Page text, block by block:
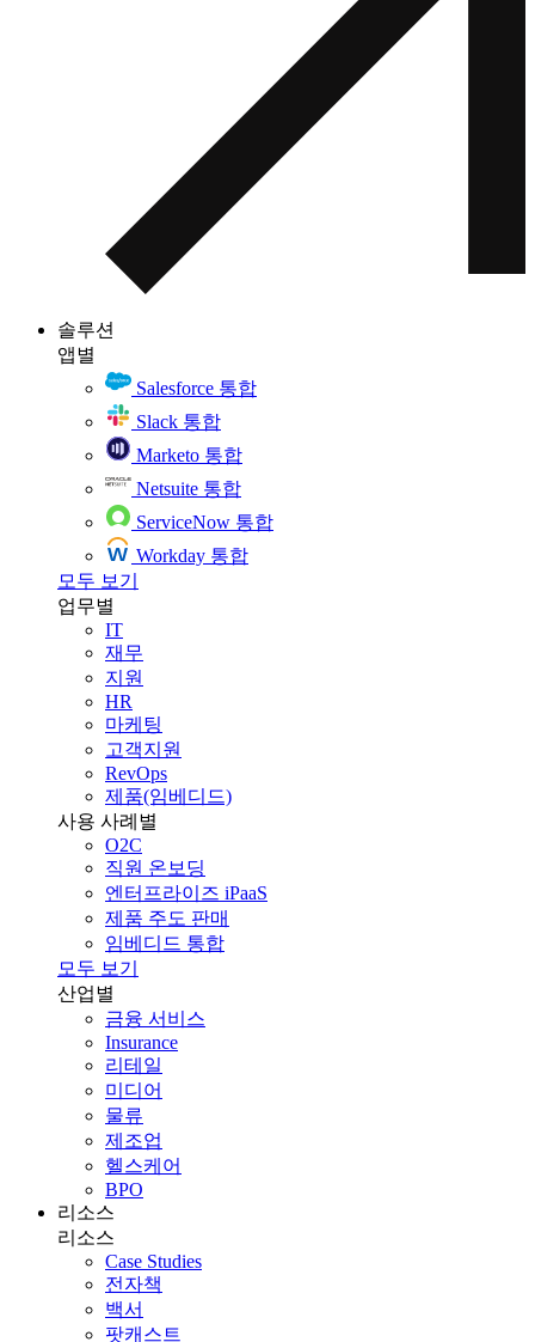
솔루션
앱별
Salesforce 통합
Slack 통합
Marketo 통합
Netsuite 통합
ServiceNow 통합
Workday 통합
모두 보기
업무별
IT
재무
지원
HR
마케팅
고객지원
RevOps
제품(임베디드)
사용 사례별
O2C
직원 온보딩
엔터프라이즈 iPaaS
제품 주도 판매
임베디드 통합
모두 보기
산업별
금융 서비스
Insurance
리테일
미디어
물류
제조업
헬스케어
BPO
리소스
리소스
Case Studies
전자책
백서
팟캐스트